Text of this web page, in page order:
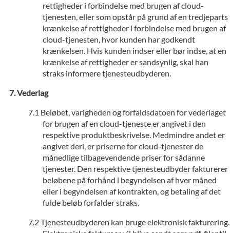
rettigheder i forbindelse med brugen af cloud-
tjenesten, eller som opstår på grund af en tredjeparts
krænkelse af rettigheder i forbindelse med brugen af
cloud-tjenesten, hvor kunden har godkendt
krænkelsen. Hvis kunden indser eller bør indse, at en
krænkelse af rettigheder er sandsynlig, skal han
straks informere tjenesteudbyderen.
Vederlag
Beløbet, varigheden og forfaldsdatoen for vederlaget
for brugen af en cloud-tjeneste er angivet i den
respektive produktbeskrivelse. Medmindre andet er
angivet deri, er priserne for cloud-tjenester de
månedlige tilbagevendende priser for sådanne
tjenester. Den respektive tjenesteudbyder fakturerer
beløbene på forhånd i begyndelsen af hver måned
eller i begyndelsen af kontrakten, og betaling af det
fulde beløb forfalder straks.
Tjenesteudbyderen kan bruge elektronisk fakturering.